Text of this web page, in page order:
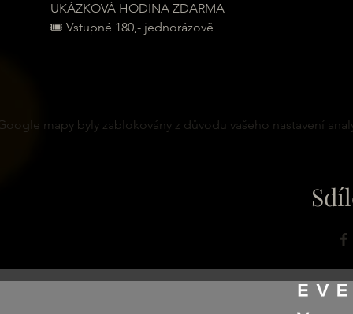
UKÁZKOVÁ HODINA ZDARMA
🎟 Vstupné 180,- jednorázově
mapy byly zablokovány z důvodu vašeho nastavení